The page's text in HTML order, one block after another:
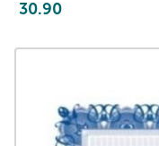
30.90